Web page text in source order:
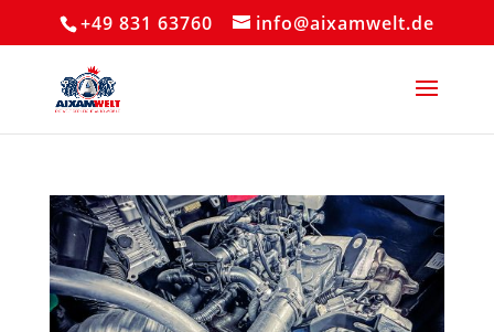
+49 831 63760 info@aixamwelt.de